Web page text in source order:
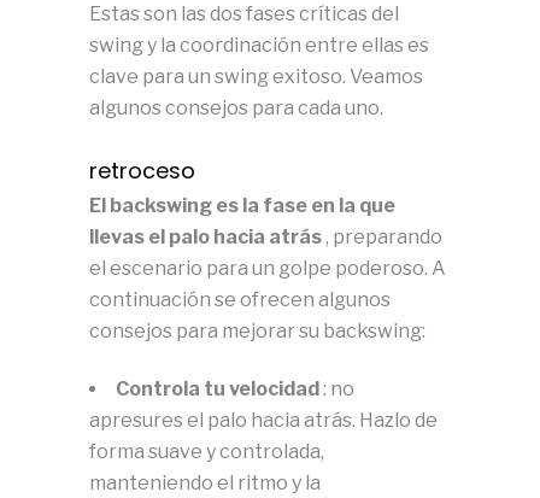
Estas son las dos fases críticas del
swing y la coordinación entre ellas es
clave para un swing exitoso. Veamos
algunos consejos para cada uno.
retroceso
El backswing es la fase en la que
llevas el palo hacia atrás, preparando
el escenario para un golpe poderoso. A
continuación se ofrecen algunos
consejos para mejorar su backswing:
Controla tu velocidad: no
apresures el palo hacia atrás. Hazlo de
forma suave y controlada,
manteniendo el ritmo y la